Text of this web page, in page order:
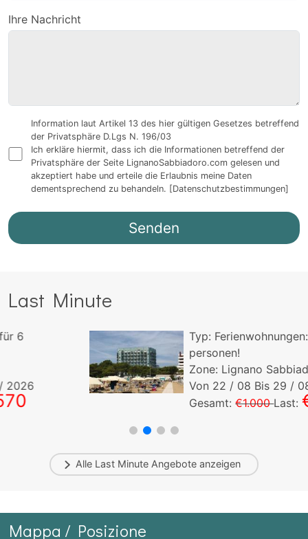
Ihre Nachricht
Information laut Artikel 13 des hier gültigen Gesetzes betreffend
der Privatsphäre D.Lgs N. 196/03
Ich erkläre hiermit, dass ich die Informationen betreffend der
Privatsphäre der Seite LignanoSabbiadoro.com gelesen und
akzeptiert habe und erteile die Erlaubnis meine Daten
dementsprechend zu behandeln. [Datenschutzbestimmungen]
Last Minute
Typ:Ferienwohnungen:für3
personen!
Zone: Lignano Sabbiadoro
Von22/ 08 Bis29 / 08/ 2026
€1.000Last:€900
Alle Last MinuteAngebote anzeigen
Mappa / Posizione